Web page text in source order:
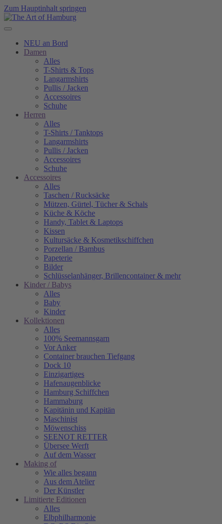
Zum Hauptinhalt springen
NEU an Bord
Damen
Alles
T-Shirts & Tops
Langarmshirts
Pullis / Jacken
Accessoires
Schuhe
Herren
Alles
T-Shirts / Tanktops
Langarmshirts
Pullis / Jacken
Accessoires
Schuhe
Accessoires
Alles
Taschen / Rucksäcke
Mützen, Gürtel, Tücher & Schals
Küche & Köche
Handy, Tablet & Laptops
Kissen
Kultursäcke & Kosmetikschiffchen
Porzellan / Bambus
Papeterie
Bilder
Schlüsselanhänger, Brillencontainer & mehr
Kinder / Babys
Alles
Baby
Kinder
Kollektionen
Alles
100% Seemannsgarn
Vor Anker
Container brauchen Tiefgang
Dock 10
Einzigartiges
Hafenaugen­blicke
Hamburg Schiffchen
Hammaburg
Kapitänin und Kapitän
Maschinist
Möwenschiss
SEENOT RETTER
Übersee Werft
Auf dem Wasser
Making of
Wie alles begann
Aus dem Atelier
Der Künstler
Limitierte Editionen
Alles
Elbphilharmonie